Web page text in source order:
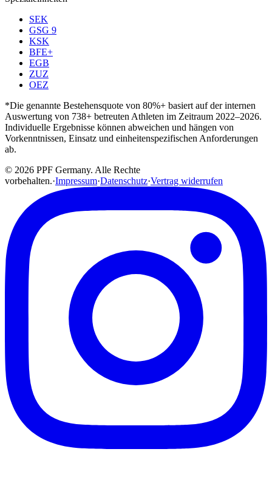
SEK
GSG 9
KSK
BFE+
EGB
ZUZ
OEZ
*Die genannte Bestehensquote von 80%+ basiert auf der internen
Auswertung von 738+ betreuten Athleten im Zeitraum 2022–2026.
Individuelle Ergebnisse können abweichen und hängen von
Vorkenntnissen, Einsatz und einheitenspezifischen Anforderungen
ab.
© 2026 PPF Germany. Alle Rechte
vorbehalten.·Impressum·Datenschutz·Vertrag widerrufen